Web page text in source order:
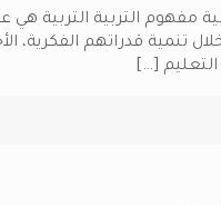
مفهوم التربية التربية
تنمية قدراتهم الفكرية،
[…]